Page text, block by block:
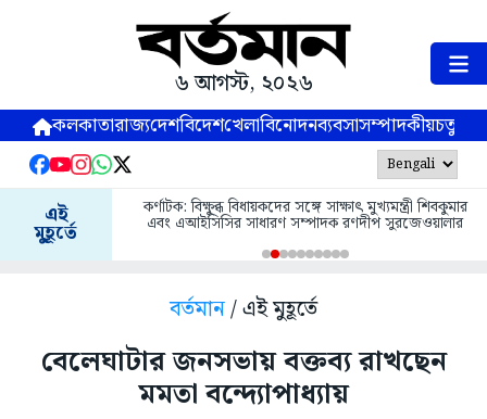
৬ আগস্ট, ২০২৬
কলকাতারাজ্যদেশবিদেশখেলাবিনোদনব্যবসাসম্পাদকীয়
এই
মুহূর্তে
কর্ণাটক: বিক্ষুব্ধ বিধায়কদের সঙ্গে সাক্ষাৎ মুখ্যমন্ত্রী শিবকুমার
এবং এআইসিসির সাধারণ সম্পাদক রণদীপ সুরজেওয়ালার
বর্তমান/ এই মুহূর্তে
বেলেঘাটার জনসভায় বক্তব্য রাখছেন
মমতা বন্দ্যোপাধ্যায়